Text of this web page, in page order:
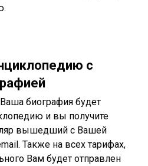
с
биография будет
и вы получите
вышедший с Вашей
Также на всех тарифах,
Вам будет отправлен